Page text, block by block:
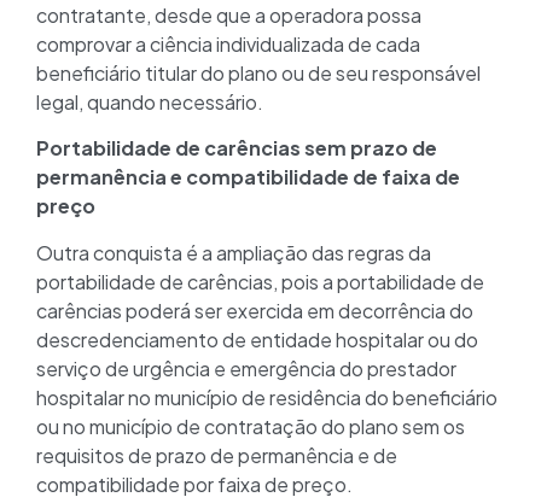
contratante, desde que a operadora possa
comprovar a ciência individualizada de cada
beneficiário titular do plano ou de seu responsável
legal, quando necessário.
Portabilidade de carências sem prazo de
permanência e compatibilidade de faixa de
preço­­­­­­
Outra conquista é a ampliação das regras da
portabilidade de carências, pois a portabilidade de
carências poderá ser exercida em decorrência do
descredenciamento de entidade hospitalar ou do
serviço de urgência e emergência do prestador
hospitalar no município de residência do beneficiário
ou no município de contratação do plano sem os
requisitos de prazo de permanência e de
compatibilidade por faixa de preço.